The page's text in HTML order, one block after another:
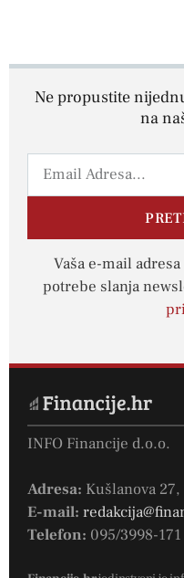
Ne propustite
na
Vaša e-mail
potrebe slanja
INFO Financije d.o.o.
Adresa: Kušlanova
E-mail:
Telefon: 095/3998-171